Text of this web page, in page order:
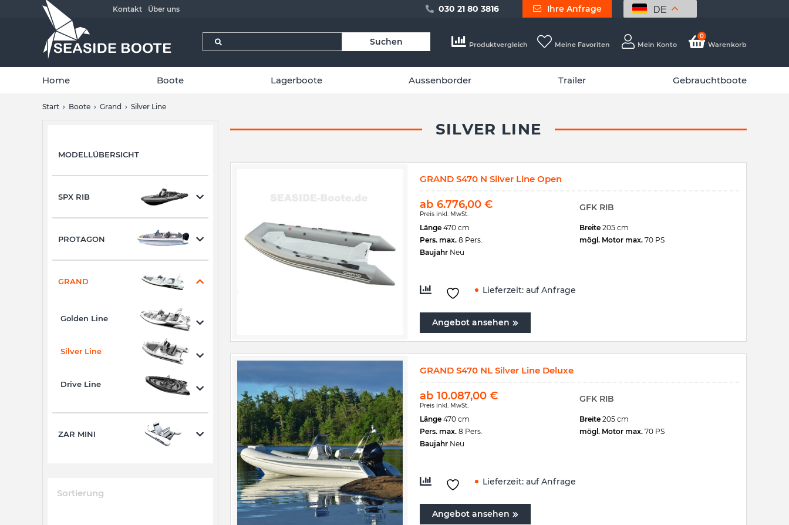
Kontakt Über uns 030 21 80 3816 Ihre Anfrage DE
Suchen Produktvergleich Meine Favoriten Mein Konto
0
Warenkorb
Home Boote Lagerboote Aussenborder Trailer Gebrauchtboote
Start Boote Grand Silver Line
MODELLÜBERSICHT
SPX RIB
PROTAGON
GRAND
Golden Line
Silver Line
Drive Line
ZAR MINI
Sortierung
SILVER LINE
GRAND S470 N Silver Line Open
ab 6.776,00 €
Preis inkl. MwSt.
GFK RIB
Länge 470 cm Breite 205 cm
Pers. max. 8 Pers. mögl. Motor max. 70 PS
Baujahr Neu
Lieferzeit:auf Anfrage
Angebot ansehen
GRAND S470 NL Silver Line Deluxe
ab 10.087,00 €
Preis inkl. MwSt.
GFK RIB
Länge 470 cm Breite 205 cm
Pers. max. 8 Pers. mögl. Motor max. 70 PS
Baujahr Neu
Lieferzeit:auf Anfrage
Angebot ansehen